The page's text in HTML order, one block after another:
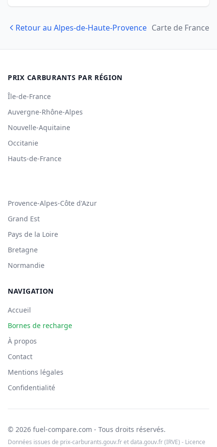
Retour au Alpes-de-Haute-Provence Carte de France
PRIX CARBURANTS PAR RÉGION
Île-de-France
Auvergne-Rhône-Alpes
Nouvelle-Aquitaine
Occitanie
Hauts-de-France
Provence-Alpes-Côte d'Azur
Grand Est
Pays de la Loire
Bretagne
Normandie
NAVIGATION
Accueil
Bornes de recharge
À propos
Contact
Mentions légales
Confidentialité
© 2026 fuel-compare.com - Tous droits réservés.
Données issues de prix-carburants.gouv.fr et data.gouv.fr (IRVE) - Licence